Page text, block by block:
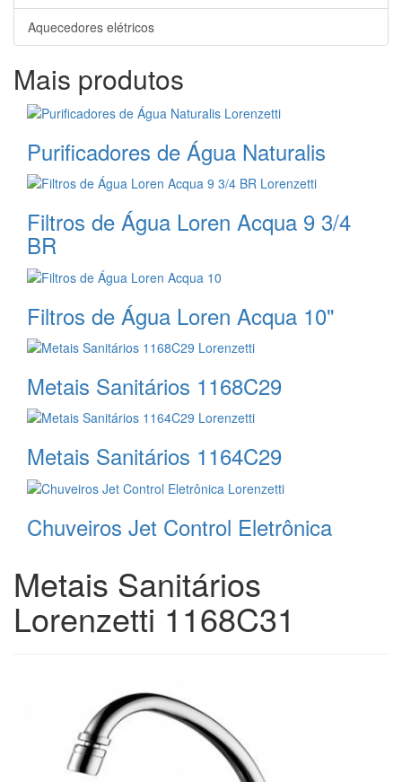
Aquecedores elétricos
Mais produtos
Purificadores de Água Naturalis
Filtros de Água Loren Acqua 9 3/4
BR
Filtros de Água Loren Acqua 10"
Metais Sanitários 1168C29
Metais Sanitários 1164C29
Chuveiros Jet Control Eletrônica
Metais Sanitários
Lorenzetti 1168C31